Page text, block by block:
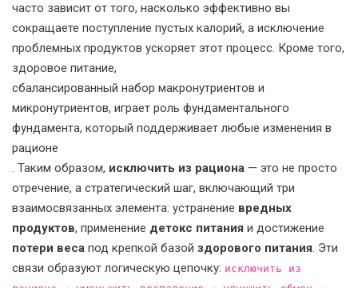
часто зависит от того, насколько эффективно вы
сокращаете поступление пустых калорий, а исключение
проблемных продуктов ускоряет этот процесс. Кроме того,
здоровое питание,
сбалансированный набор макронутриентов и
микронутриентов, играет роль фундаментального
фундамента, который поддерживает любые изменения в
рационе
. Таким образом, исключить из рациона — это не просто
отречение, а стратегический шаг, включающий три
взаимосвязанных элемента: устранение вредных
продуктов, применение детокс питания и достижение
потери веса под крепкой базой здорового питания. Эти
связи образуют логическую цепочку: исключить из